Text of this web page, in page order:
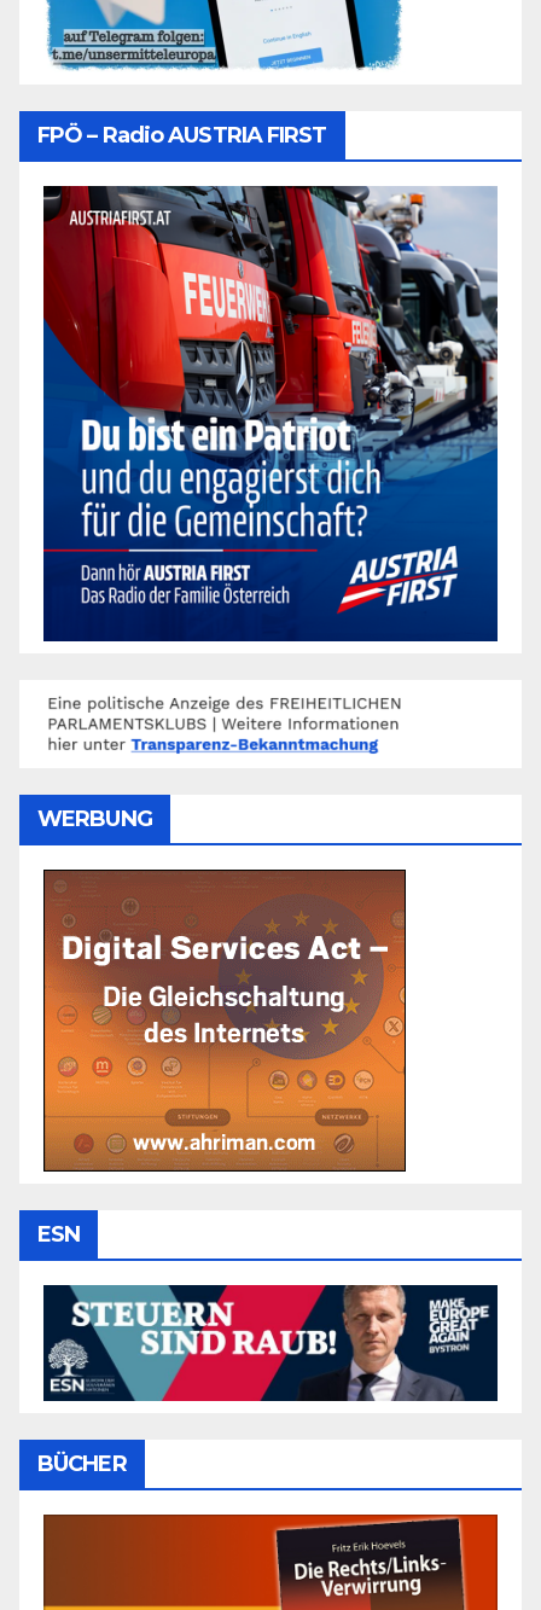
FPÖ – Radio AUSTRIA FIRST
WERBUNG
ESN
BÜCHER